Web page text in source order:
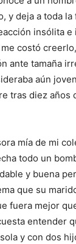
y deja a toda la
insólita e
costó
ante tamaña
aún
tras diez años
mía de mi
todo un
y buena
que su
fuera mejor
entender
y con dos